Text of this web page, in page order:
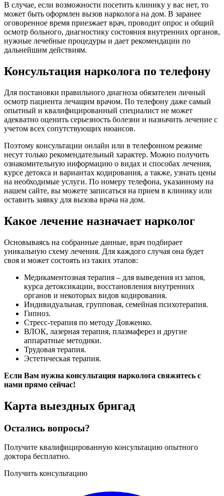
В случае, если возможности посетить клинику у вас нет, то
может быть оформлен вызов нарколога на дом. В заранее
оговоренное время приезжает врач, проводит опрос и общий
осмотр больного, диагностику состояния внутренних органов,
нужные лечебные процедуры и дает рекомендации по
дальнейшим действиям.
Консультация нарколога по телефону
Для постановки правильного диагноза обязателен личный
осмотр пациента лечащим врачом. По телефону даже самый
опытный и квалифицированный специалист не может
адекватно оценить серьезность болезни и назначить лечение с
учетом всех сопутствующих нюансов.
Поэтому консультации онлайн или в телефонном режиме
несут только рекомендательный характер. Можно получить
ознакомительную информацию о видах и способах лечения,
курсе детокса и вариантах кодирования, а также, узнать цены
на необходимые услуги. По номеру телефона, указанному на
нашем сайте, вы можете записаться на прием в клинику или
оставить заявку для вызова врача на дом.
Какое лечение назначает нарколог
Основываясь на собранные данные, врач подбирает
уникальную схему лечения. Для каждого случая она будет
своя и может состоять из таких этапов:
Медикаментозная терапия – для выведения из запоя,
курса детоксикации, восстановления внутренних
органов и некоторых видов кодирования.
Индивидуальная, групповая, семейная психотерапия.
Гипноз.
Стресс-терапия по методу Довженко.
ВЛОК, лазерная терапия, плазмаферез и другие
аппаратные методики.
Трудовая терапия.
Эстетическая терапия.
Если Вам нужна консультация нарколога свяжитесь с
нами прямо сейчас!
Карта выездных бригад
Остались вопросы?
Получите квалифицированную консультацию опытного
доктора бесплатно.
Получить консультацию